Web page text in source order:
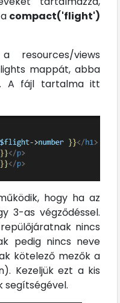
compact('flight')
resources/views
mappát, abba
A fájl tartalma itt
hogy ha az
3-as végződéssel.
nincs
pedig nincs neve
kötelező mezők a
Kezeljük ezt a kis
segítségével.